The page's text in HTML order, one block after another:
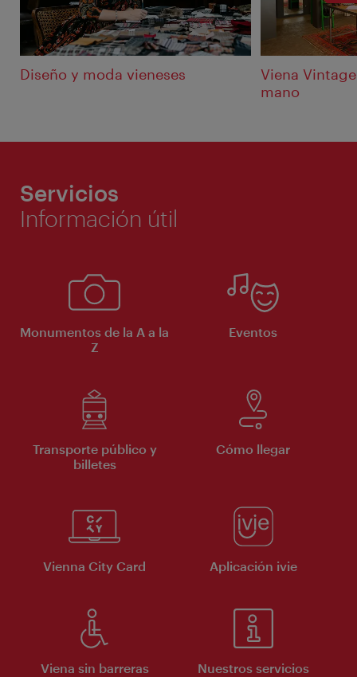
Diseño y moda vieneses
Viena
mano
Servicios
Información útil
Monumentos de la A a la
Z
Eventos
Transporte público y
billetes
Cómo llegar
Vienna City Card Aplicación ivie
Viena sin barreras Nuestros servicios